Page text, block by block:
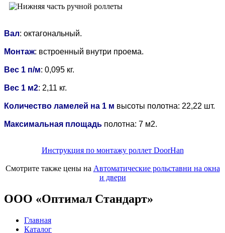
Вал: октагональный.
Монтаж: встроенный внутри проема.
Вес 1 п/м: 0,095 кг.
Вес 1 м2: 2,11 кг.
Количество ламелей на 1 м высоты полотна: 22,22 шт.
Максимальная площадь полотна: 7 м2.
Инструкция по монтажу роллет DoorHan
Смотрите также цены на Автоматические рольставни на окна
и двери
ООО «Оптимал Стандарт»
Главная
Каталог